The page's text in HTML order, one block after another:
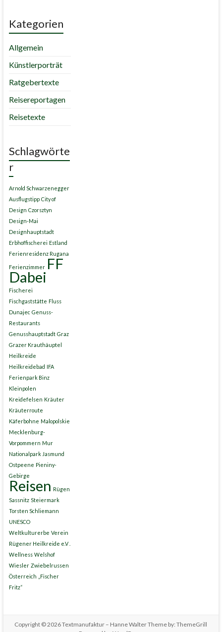
Kategorien
Allgemein
Künstlerporträt
Ratgebertexte
Reisereportagen
Reisetexte
Schlagwörte
r
Arnold Schwarzenegger
Ausflugstipp City of
Design Czorsztyn
Design-Mai
Designhauptstadt
Erbhoffischerei Estland
Ferienresidenz Rugana
Ferienzimmer FF
Dabei
Fischerei
Fischgaststätte Fluss
Dunajec Genuss-
Restaurants
Genusshauptstadt Graz
Grazer Krauthäuptel
Heilkreide
Heilkreidebad IFA
Ferienpark Binz
Kleinpolen
Kreidefelsen Kräuter
Kräuterroute
Käferbohne Malopolskie
Mecklenburg-
Vorpommern Mur
Nationalpark Jasmund
Ostpeene Pieniny-
Gebirge
Reisen Rügen
Sassnitz Steiermark
Torsten Schliemann
UNESCO
Weltkulturerbe Verein
Rügener Heilkreide e.V .
Wellness Welshof
Wiesler Zwiebelrussen
Österreich „Fischer
Fritz“
Copyright © 2026Textmanufaktur – Hanne WalterTheme by:ThemeGrill